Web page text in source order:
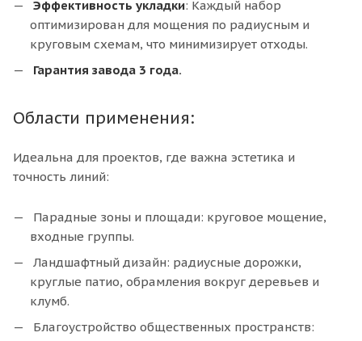
Эффективность укладки: Каждый набор
оптимизирован для мощения по радиусным и
круговым схемам, что минимизирует отходы.
Гарантия завода 3 года.
Области применения:
Идеальна для проектов, где важна эстетика и
точность линий:
Парадные зоны и площади: круговое мощение,
входные группы.
Ландшафтный дизайн: радиусные дорожки,
круглые патио, обрамления вокруг деревьев и
клумб.
Благоустройство общественных пространств: